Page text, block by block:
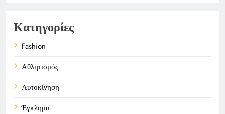
Κατηγορίες
Fashion
Αθλητισμός
Αυτοκίνηση
Έγκλημα